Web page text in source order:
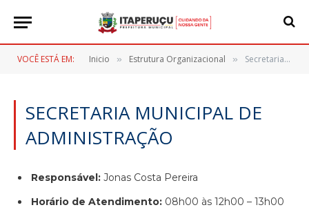
VOCÊ ESTÁ EM: Inicio » Estrutura Organizacional » Secretaria Municipal de Administração
SECRETARIA MUNICIPAL DE
ADMINISTRAÇÃO
Responsável: Jonas Costa Pereira
Horário de Atendimento: 08h00 às 12h00 – 13h00